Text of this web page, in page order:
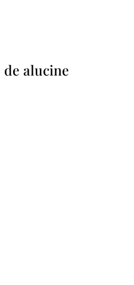
alucine